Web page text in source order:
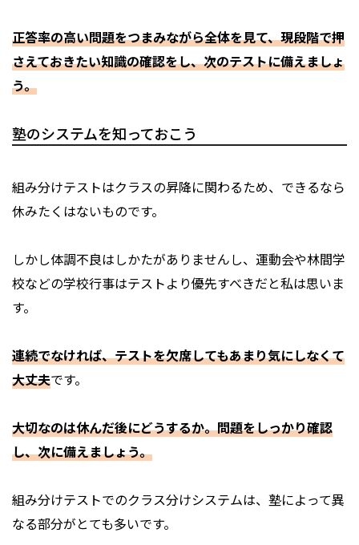
正答率の高い問題をつまみながら全体を見て、現段階で押
さえておきたい知識の確認をし、次のテストに備えましょ
う。
塾のシステムを知っておこう
組み分けテストはクラスの昇降に関わるため、できるなら
休みたくはないものです。
しかし体調不良はしかたがありませんし、運動会や林間学
校などの学校行事はテストより優先すべきだと私は思いま
す。
連続でなければ、テストを欠席してもあまり気にしなくて
大丈夫です。
大切なのは休んだ後にどうするか。問題をしっかり確認
し、次に備えましょう。
組み分けテストでのクラス分けシステムは、塾によって異
なる部分がとても多いです。